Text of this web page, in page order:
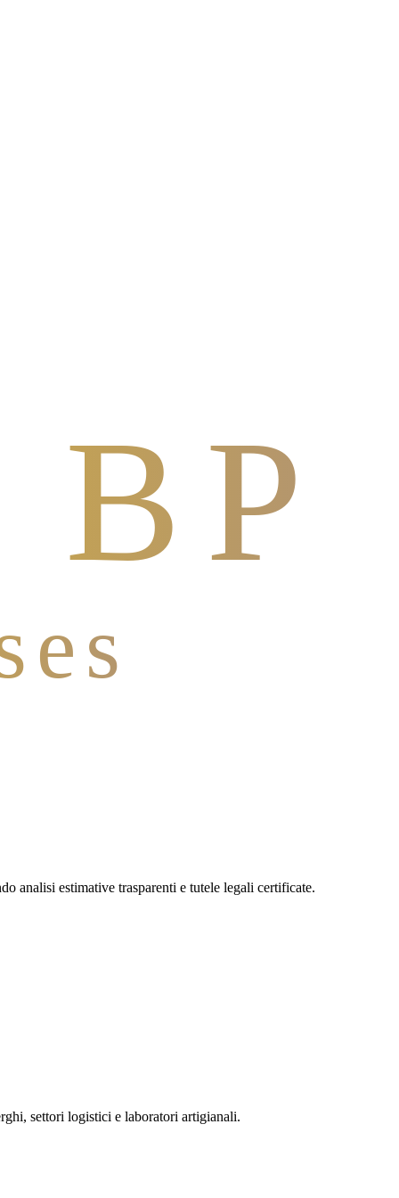
analisi estimative trasparenti e tutele legali certificate.
settori logistici e laboratori artigianali.